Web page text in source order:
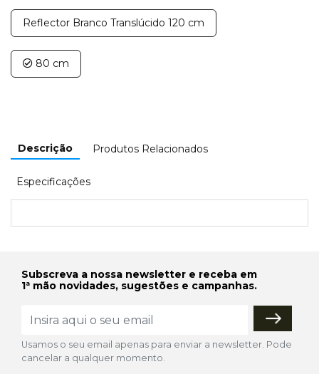
Reflector Branco Translúcido 120 cm
80 cm
Descrição Produtos Relacionados
Especificações
Subscreva a nossa newsletter e receba em
1ª mão novidades, sugestões e campanhas.
Usamos o seu email apenas para enviar a newsletter. Pode
cancelar a qualquer momento.